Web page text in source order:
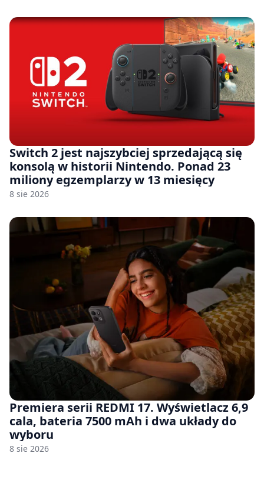
Switch 2 jest najszybciej sprzedającą się
konsolą w historii Nintendo. Ponad 23
miliony egzemplarzy w 13 miesięcy
8 sie 2026
Premiera serii REDMI 17. Wyświetlacz 6,9
cala, bateria 7500 mAh i dwa układy do
wyboru
8 sie 2026